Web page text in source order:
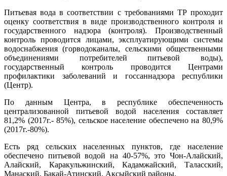
Питьевая вода в соответствии с требованиями ТР проходит
оценку соответствия в виде производственного контроля и
государственного надзора (контроля). Производственный
контроль проводится лицами, эксплуатирующими системы
водоснабжения (горводоканалы, сельскими общественными
объединениями потребителей питьевой воды),
государственный контроль проводится Центрами
профилактики заболеваний и госсаннадзора республики
(Центр).
По данным Центра, в республике обеспеченность
централизованной питьевой водой населения составляет
81,2% (2017г.- 85%), сельское население обеспечено на 80,9%
(2017г.-80%).
Есть ряд сельских населенных пунктов, где население
обеспечено питьевой водой на 40-57%, это Чон-Алайский,
Алайский, Каракульжинский, Кадамжайский, Таласский,
Манаский, Бакай-Атинский, Аксыйский районы.